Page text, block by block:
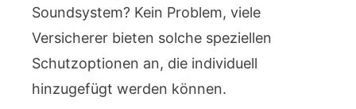
Soundsystem? Kein Problem, viele
Versicherer bieten solche speziellen
Schutzoptionen an, die individuell
hinzugefügt werden können.